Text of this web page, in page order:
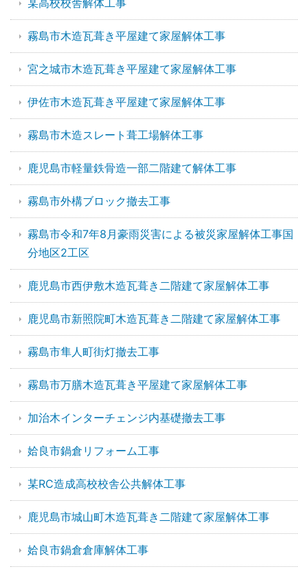
霧島市木造瓦葺き平屋建て家屋解体工事
宮之城市木造瓦葺き平屋建て家屋解体工事
伊佐市木造瓦葺き平屋建て家屋解体工事
霧島市木造スレート葺工場解体工事
鹿児島市軽量鉄骨造一部二階建て解体工事
霧島市外構ブロック撤去工事
霧島市令和7年8月豪雨災害による被災家屋解体工事国
分地区2工区
鹿児島市西伊敷木造瓦葺き二階建て家屋解体工事
鹿児島市新照院町木造瓦葺き二階建て家屋解体工事
霧島市隼人町街灯撤去工事
霧島市万膳木造瓦葺き平屋建て家屋解体工事
加治木インターチェンジ内基礎撤去工事
姶良市鍋倉リフォーム工事
某RC造成高校校舎公共解体工事
鹿児島市城山町木造瓦葺き二階建て家屋解体工事
姶良市鍋倉倉庫解体工事